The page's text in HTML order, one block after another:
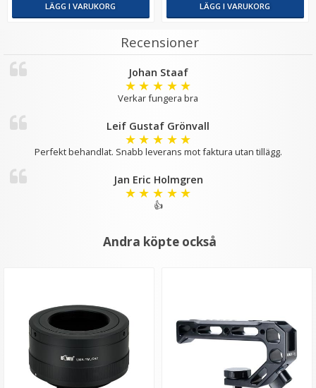
149 kr
LÄGG I VARUKORG
LÄGG I VARUKORG LÄGG I VARUKORG
Recensioner
Johan Staaf
★ ★ ★ ★ ★
Verkar fungera bra
Leif Gustaf Grönvall
★ ★ ★ ★ ★
Perfekt behandlat. Snabb leverans mot faktura utan tillägg.
Jan Eric Holmgren
★ ★ ★ ★ ★
👍
Andra köpte också